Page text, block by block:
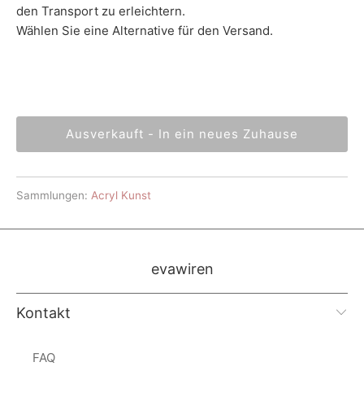
den Transport zu erleichtern.
Wählen Sie eine Alternative für den Versand.
Ausverkauft - In ein neues Zuhause
Sammlungen: Acryl Kunst
evawiren
Kontakt
FAQ